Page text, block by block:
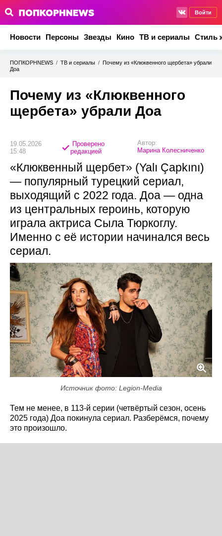
Войти
Новости Персоны Звезды Кино ТВ и сериалы Стиль
ПОПКОРНNEWS / ТВ и сериалы / Почему из «Клюквенного щербета» убрали
Доа
Почему из «Клюквенного
щербета» убрали Доа
19.05.2026
15:48
Проверено
редакцией
Автор:
Марина Колесниченко
«Клюквенный щербет» (Yalı Çapkını)
— популярный турецкий сериал,
выходящий с 2022 года. Доа — одна
из центральных героинь, которую
играла актриса Сыла Тюркоглу.
Именно с её истории начинался весь
сериал.
Источник фото: Legion-Media
Тем не менее, в 113-й серии (четвёртый сезон, осень
2025 года) Доа покинула сериал. Разберёмся, почему
это произошло.